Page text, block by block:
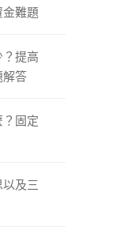
金難題
提高
解答
固定
及三